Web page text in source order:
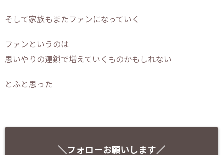
そして家族もまたファンになっていく
ファンというのは
思いやりの連鎖で増えていくものかもしれない
とふと思った
＼フォローお願いします／